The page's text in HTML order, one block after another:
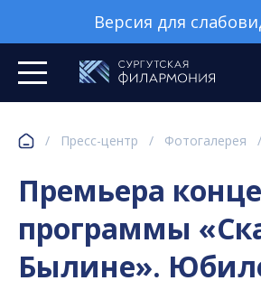
Версия для
/ Пресс-центр / Фотогалерея /
Премьера
программы
Былине».